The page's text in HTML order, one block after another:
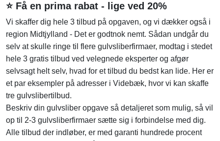
⭐ Få en prima rabat - lige ved 20%
Vi skaffer dig hele 3 tilbud på opgaven, og vi dækker også i
region Midtjylland - Det er godtnok nemt. Sådan undgår du
selv at skulle ringe til flere gulvsliberfirmaer, modtag i stedet
hele 3 gratis tilbud ved velegnede eksperter og afgør
selvsagt helt selv, hvad for et tilbud du bedst kan lide. Her er
et par eksempler på adresser i Videbæk, hvor vi kan skaffe
tre gulvslibertilbud.
Beskriv din gulvsliber opgave så detaljeret som mulig, så vil
op til 2-3 gulvsliberfirmaer sætte sig i forbindelse med dig.
Alle tilbud der indløber, er med garanti hundrede procent